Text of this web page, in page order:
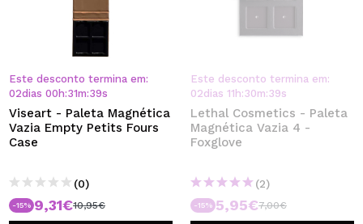
Este desconto termina em:
02dias 00 h:31m:38s
Viseart - Paleta Magnética
Vazia Empty Petits Fours
Case
(0)
-15% 9,31€10,95€
Este desconto termina em:
02dias 11 h:30m:38s
Lethal Cosmetics - Paleta
Magnética Vazia 4 -
Foxglove
(2)
-15% 5,95€7,00€